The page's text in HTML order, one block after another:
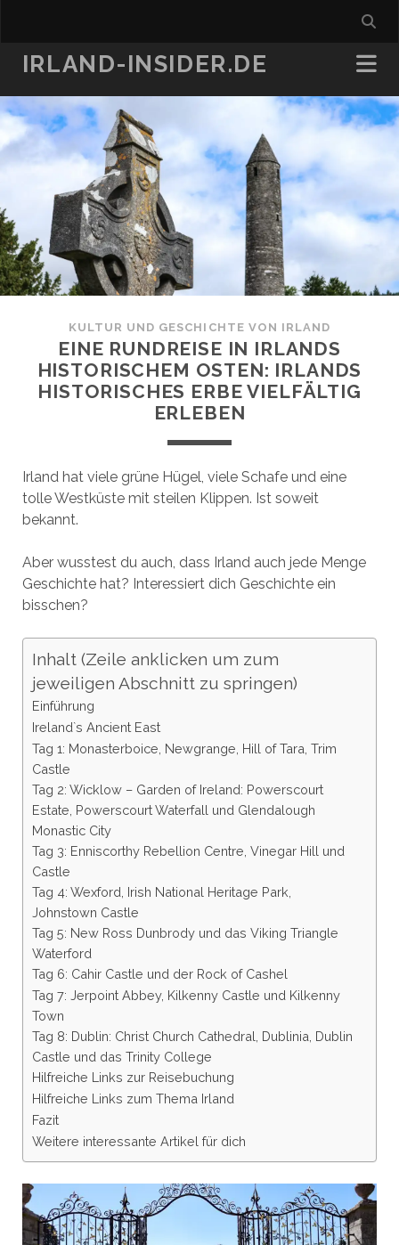
IRLAND-INSIDER.DE
KULTUR UND GESCHICHTE VON IRLAND
EINE RUNDREISE IN IRLANDS
HISTORISCHEM OSTEN: IRLANDS
HISTORISCHES ERBE VIELFÄLTIG
ERLEBEN
Irland hat viele grüne Hügel, viele Schafe und eine
tolle Westküste mit steilen Klippen. Ist soweit
bekannt.
Aber wusstest du auch, dass Irland auch jede Menge
Geschichte hat? Interessiert dich Geschichte ein
bisschen?
Inhalt (Zeile anklicken um zum
jeweiligen Abschnitt zu springen)
Einführung
Ireland`s Ancient East
Tag 1: Monasterboice, Newgrange, Hill of Tara, Trim
Castle
Tag 2: Wicklow – Garden of Ireland: Powerscourt
Estate, Powerscourt Waterfall und Glendalough
Monastic City
Tag 3: Enniscorthy Rebellion Centre, Vinegar Hill und
Castle
Tag 4: Wexford, Irish National Heritage Park,
Johnstown Castle
Tag 5: New Ross Dunbrody und das Viking Triangle
Waterford
Tag 6: Cahir Castle und der Rock of Cashel
Tag 7: Jerpoint Abbey, Kilkenny Castle und Kilkenny
Town
Tag 8: Dublin: Christ Church Cathedral, Dublinia, Dublin
Castle und das Trinity College
Hilfreiche Links zur Reisebuchung
Hilfreiche Links zum Thema Irland
Fazit
Weitere interessante Artikel für dich